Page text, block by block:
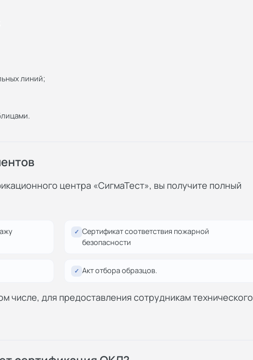
линий;
центра «СигмаТест», вы получите полный
✓ Сертификат соответствия пожарной
безопасности
✓ Акт отбора образцов.
числе, для предоставления сотрудникам технического